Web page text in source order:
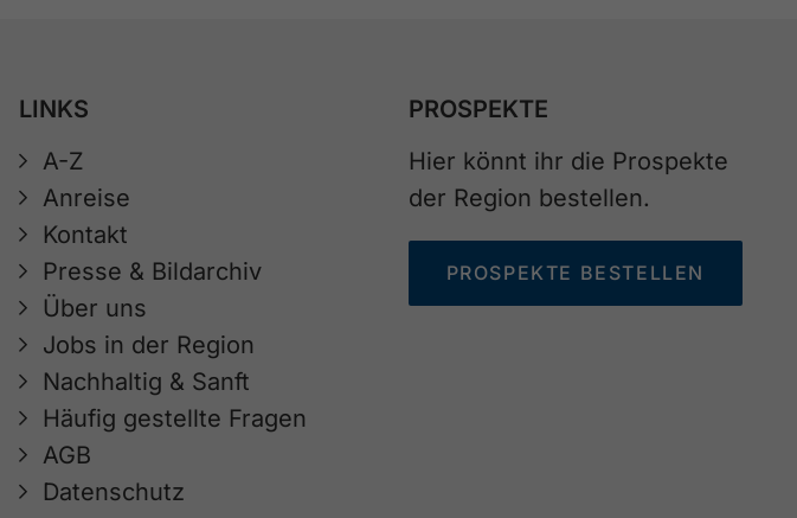
LINKS
A-Z
Anreise
Kontakt
Presse & Bildarchiv
Über uns
Jobs in der Region
Nachhaltig & Sanft
Häufig gestellte Fragen
AGB
Datenschutz
PROSPEKTE
Hier könnt ihr die Prospekte
der Region bestellen.
PROSPEKTE BESTELLEN